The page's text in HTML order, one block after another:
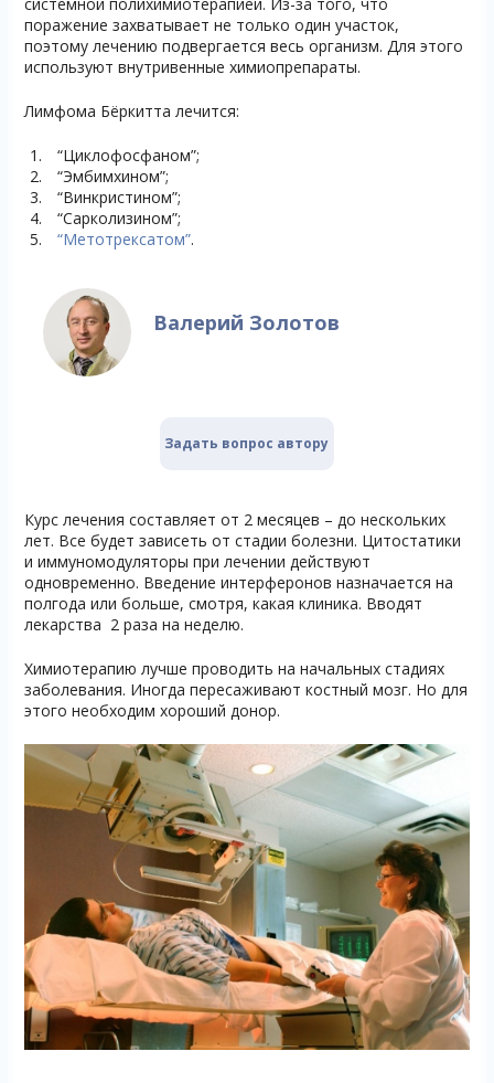
поражение захватывает не только один участок,
поэтому лечению подвергается весь организм. Для этого
используют внутривенные химиопрепараты.
Лимфома Бёркитта лечится:
“Циклофосфаном”;
“Эмбимхином”;
“Винкристином”;
“Сарколизином”;
“Метотрексатом”.
Валерий Золотов
Задать вопрос автору
Курс лечения составляет от 2 месяцев – до нескольких
лет. Все будет зависеть от стадии болезни. Цитостатики
и иммуномодуляторы при лечении действуют
одновременно. Введение интерферонов назначается на
полгода или больше, смотря, какая клиника. Вводят
лекарства 2 раза на неделю.
Химиотерапию лучше проводить на начальных стадиях
заболевания. Иногда пересаживают костный мозг. Но для
этого необходим хороший донор.